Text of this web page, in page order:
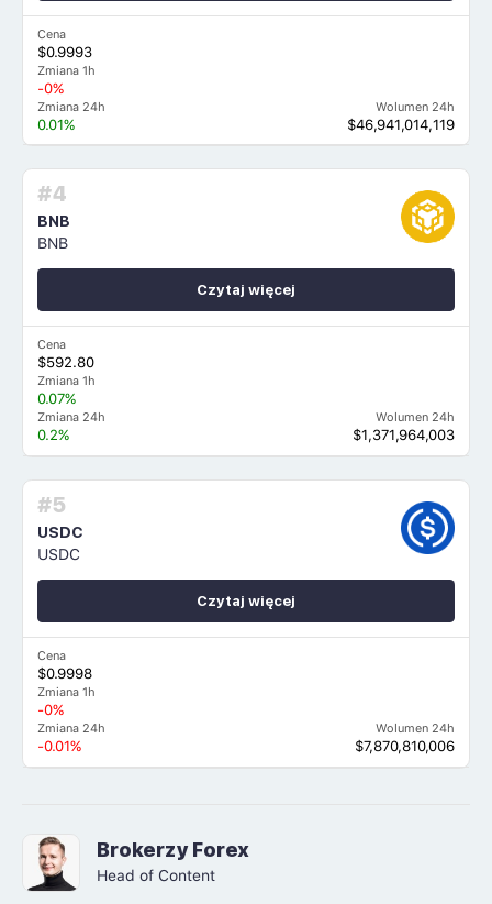
Cena
$0.9993
Zmiana 1h
-0%
Zmiana 24h
0.01%
Wolumen 24h
$46,941,014,119
#4
BNB
BNB
Cena
$592.80
Zmiana 1h
0.07%
Zmiana 24h
0.2%
Wolumen 24h
$1,371,964,003
Czytaj więcej
#5
USDC
USDC
Cena
$0.9998
Zmiana 1h
-0%
Zmiana 24h
-0.01%
Wolumen 24h
$7,870,810,006
Czytaj więcej
Brokerzy Forex
Head of Content